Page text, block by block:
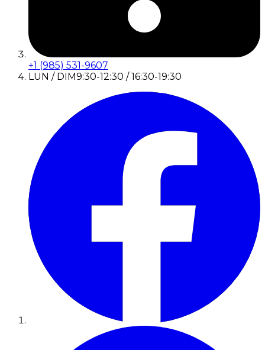
+1 (985) 531-9607
LUN / DIM9:30-12:30 / 16:30-19:30